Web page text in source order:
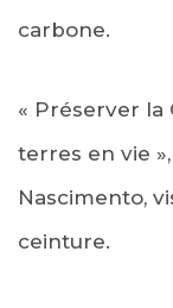
carbone.
« Préserver la
terres en vie
Nascimento,
ceinture.